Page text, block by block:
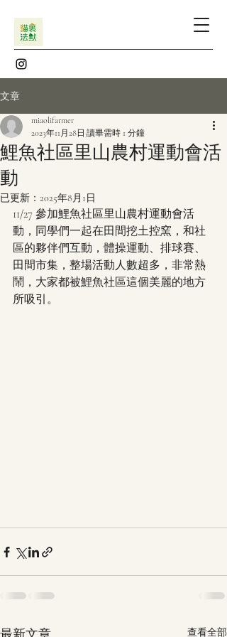
文章
鯉魚社區里山農村運動會活
動
miaolifarmer
2023年11月28日 讀畢需時 1 分鐘
已更新： 2025年8月1日
11/27 參加鯉魚社區里山農村運動會活
動，同學們一起在田間挖土控窯，和社
區的夥伴們互動，體操運動、排球賽、
田間市集，整場活動人數超多，非常熱
鬧，大家都被鯉魚社區這個美麗的地方
所吸引。
查看全部